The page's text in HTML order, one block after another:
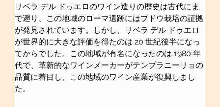
リベラ デル ドゥエロのワイン造りの歴史は古代にま
で遡り、この地域のローマ遺跡にはブドウ栽培の証拠
が発見されています。しかし、リベラ デル ドゥエロ
が世界的に大きな評価を得たのは 20 世紀後半になっ
てからでした。この地域が有名になったのは 1980 年
代で、革新的なワインメーカーがテンプラニーリョの
品質に着目し、この地域のワイン産業が復興しまし
た。